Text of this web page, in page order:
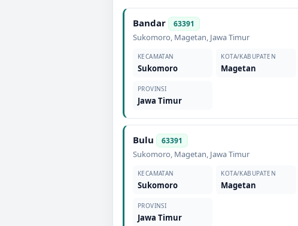
Bandar 63391
Sukomoro, Magetan, Jawa Timur
KECAMATAN
Sukomoro
KOTA/KABUPATEN
Magetan
PROVINSI
Jawa Timur
Bulu 63391
Sukomoro, Magetan, Jawa Timur
KECAMATAN
Sukomoro
KOTA/KABUPATEN
Magetan
PROVINSI
Jawa Timur